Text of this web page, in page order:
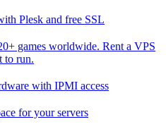
Plesk and free SSL
games worldwide. Rent a VPS
to run.
with IPMI access
for your servers